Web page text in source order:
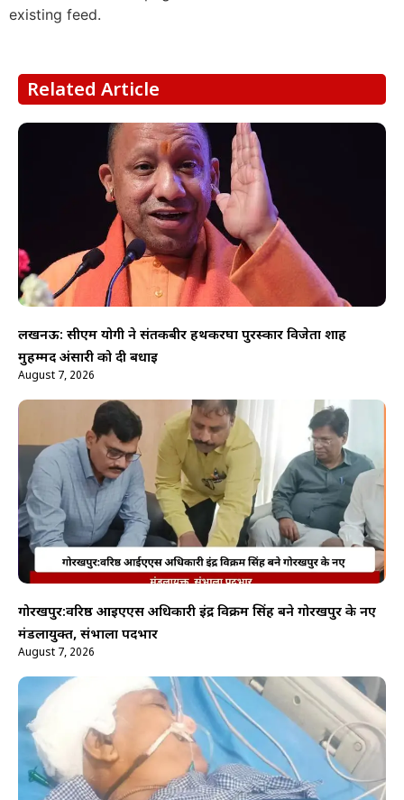
existing feed.
Related Article
लखनऊ: सीएम योगी ने संतकबीर हथकरघा पुरस्कार विजेता शाह
मुहम्मद अंसारी को दी बधाई
August 7, 2026
गोरखपुर:वरिष्ठ आईएएस अधिकारी इंद्र विक्रम सिंह बने गोरखपुर के नए
मंडलायुक्त, संभाला पदभार
August 7, 2026